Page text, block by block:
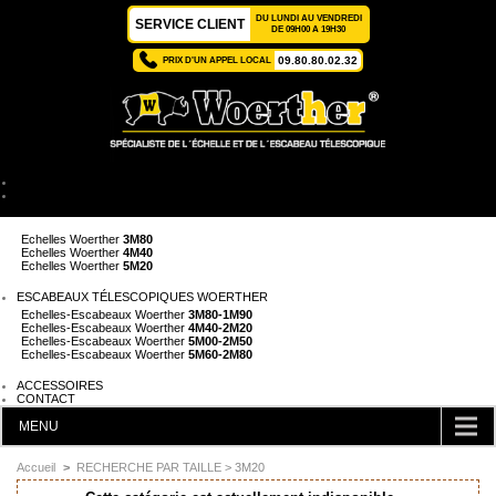
SERVICE CLIENT
DU LUNDI AU VENDREDI
DE 09H00 A 19H30
PRIX D'UN APPEL LOCAL 09.80.80.02.32
Echelles Woerther 3M80
Echelles Woerther 4M40
Echelles Woerther 5M20
ESCABEAUX TÉLESCOPIQUES WOERTHER
Echelles-Escabeaux Woerther 3M80-1M90
Echelles-Escabeaux Woerther 4M40-2M20
Echelles-Escabeaux Woerther 5M00-2M50
Echelles-Escabeaux Woerther 5M60-2M80
ACCESSOIRES
CONTACT
MENU
CATÉGORIES
Accueil > RECHERCHE PAR TAILLE > 3M20